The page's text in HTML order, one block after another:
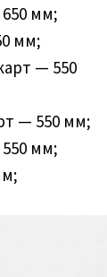
мм;
мм;
— 550
— 550 мм;
мм;